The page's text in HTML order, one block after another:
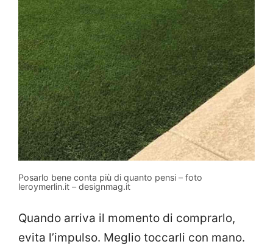
Posarlo bene conta più di quanto pensi – foto
leroymerlin.it – designmag.it
Quando arriva il momento di comprarlo,
evita l’impulso. Meglio toccarli con mano.